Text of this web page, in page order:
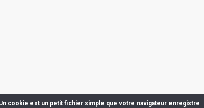
cookie est un petit fichier simple que votre navigateur enregistre